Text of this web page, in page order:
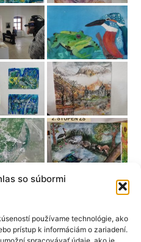
so súbormi
používame technológie, ako
prístup k informáciám o zariadení.